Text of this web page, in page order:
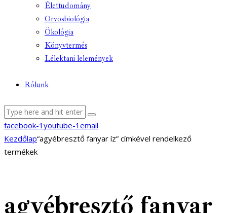
Élettudomány
Orvosbiológia
Ökológia
Könyvtermés
Lélektani lelemények
Rólunk
facebook-1 youtube-1 email
Kezdőlap“agyébresztő fanyar íz” címkével rendelkező
termékek
agyébresztő fanyar